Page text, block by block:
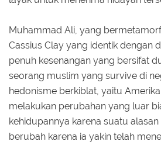
Muhammad Ali, yang
Cassius Clay yang identik dengan
penuh kesenangan yang bersifat
seorang muslim yang survive di
hedonisme berkiblat, yaitu
melakukan perubahan yang luar
kehidupannya karena suatu alasan
berubah karena ia yakin telah